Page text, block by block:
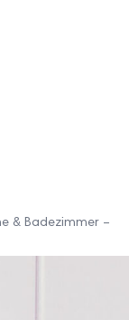
& Badezimmer –